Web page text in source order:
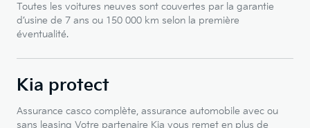
Toutes les voitures neuves sont couvertes par la garantie
d’usine de 7 ans ou 150 000 km selon la première
éventualité.
Kia protect
Assurance casco complète, assurance automobile avec ou
sans leasing Votre partenaire Kia vous remet en plus de